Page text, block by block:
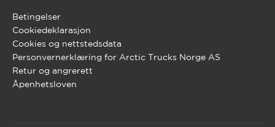
Betingelser
Cookiedeklarasjon
Cookies og nettstedsdata
Personvernerklæring for Arctic Trucks Norge AS
Retur og angrerett
Åpenhetsloven